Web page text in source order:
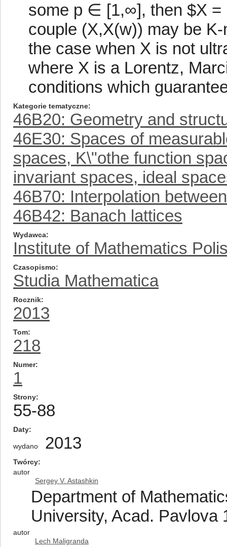
some p ∈ [1,∞], then $X =
couple (X,X(w)) may be
the case when X is not
where X is a Lorentz,
conditions which
Kategorie tematyczne
46B20: Geometry and
46E30: Spaces of
spaces, K\"othe function
invariant spaces, ideal
46B70: Interpolation
46B42: Banach lattices
Wydawca
Institute of Mathematics
Czasopismo
Studia Mathematica
Rocznik
2013
Tom
218
Numer
1
Strony
55-88
Daty
wydano 2013
Twórcy
autor
Sergey V. Astashkin
Department of
University, Acad. Pavlova
autor
Lech Maligranda